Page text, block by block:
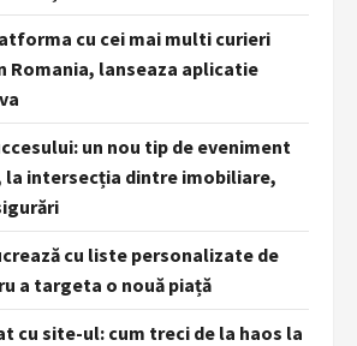
cu cei mai multi curieri
Romania, lanseaza aplicatie
un nou tip de eveniment
la intersecția dintre imobiliare,
cu liste personalizate de
a targeta o nouă piață
cu site-ul: cum treci de la haos la